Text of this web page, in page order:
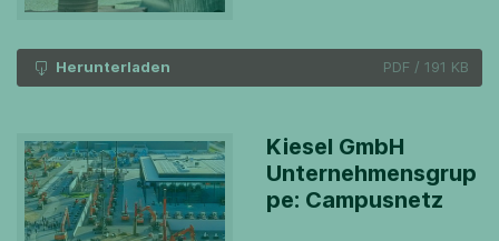
Herunterladen PDF / 191 KB
Kiesel GmbH
Unternehmensgrup
pe: Campusnetz